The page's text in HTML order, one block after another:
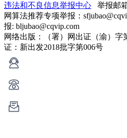
违法和不良信息举报中心 举报邮
网算法推荐专项举报：
报: bljubao@cqvip.com
网络出版：（署）网出证（渝）
证：新出发2018批字第006号